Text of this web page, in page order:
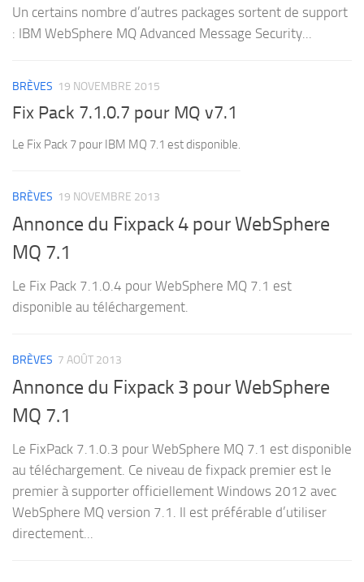
Un certains nombre d’autres packages sortent de support
: IBM WebSphere MQ Advanced Message Security...
BRÈVES 19 NOVEMBRE 2015
Fix Pack 7.1.0.7 pour MQ v7.1
Le Fix Pack 7 pour IBM MQ 7.1 est disponible.
BRÈVES 19 NOVEMBRE 2013
Annonce du Fixpack 4 pour WebSphere
MQ 7.1
Le Fix Pack 7.1.0.4 pour WebSphere MQ 7.1 est
disponible au téléchargement.
BRÈVES 7 AOÛT 2013
Annonce du Fixpack 3 pour WebSphere
MQ 7.1
Le FixPack 7.1.0.3 pour WebSphere MQ 7.1 est disponible
au téléchargement. Ce niveau de fixpack premier est le
premier à supporter officiellement Windows 2012 avec
WebSphere MQ version 7.1. Il est préférable d’utiliser
directement...